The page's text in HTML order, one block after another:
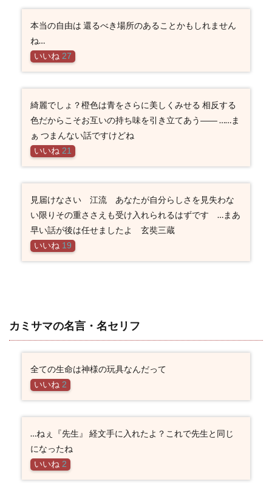
本当の自由は 還るべき場所のあることかもしれません
ね…
いいね 27
綺麗でしょ？橙色は青をさらに美しくみせる 相反する
色だからこそお互いの持ち味を引き立てあう―― ……ま
ぁ つまんない話ですけどね
いいね 21
見届けなさい 江流 あなたが自分らしさを見失わな
い限りその重ささえも受け入れられるはずです …まあ
早い話が後は任せましたよ 玄奘三蔵
いいね 19
カミサマの名言・名セリフ
全ての生命は神様の玩具なんだって
いいね 2
…ねぇ『先生』 経文手に入れたよ？これで先生と同じ
になったね
いいね 2